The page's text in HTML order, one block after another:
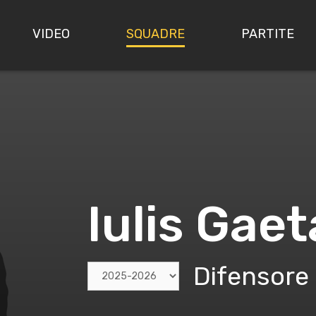
VIDEO SQUADRE PARTITE
Iulis
Difensore